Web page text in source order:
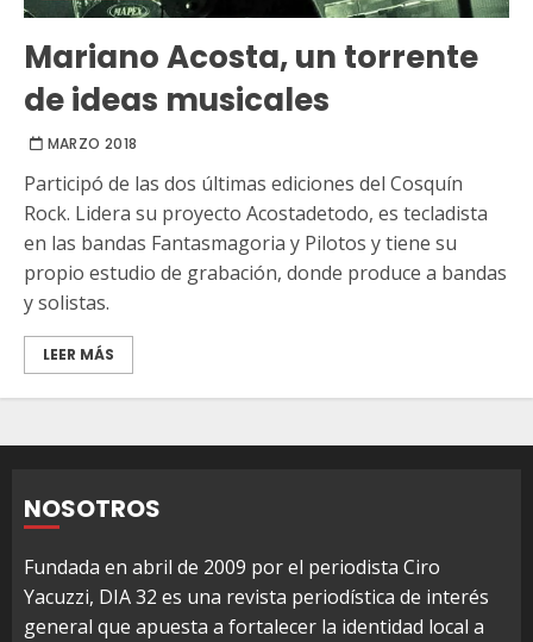
Mariano Acosta, un torrente
de ideas musicales
MARZO 2018
Participó de las dos últimas ediciones del Cosquín
Rock. Lidera su proyecto Acostadetodo, es tecladista
en las bandas Fantasmagoria y Pilotos y tiene su
propio estudio de grabación, donde produce a bandas
y solistas.
LEER MÁS
NOSOTROS
Fundada en abril de 2009 por el periodista Ciro
Yacuzzi, DIA 32 es una revista periodística de interés
general que apuesta a fortalecer la identidad local a